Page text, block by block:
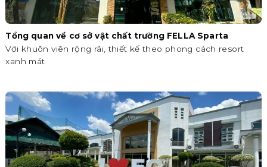
Tổng quan về cơ sở vật chất trường FELLA Sparta
Với khuôn viên rộng rãi, thiết kế theo phong cách resort
xanh mát